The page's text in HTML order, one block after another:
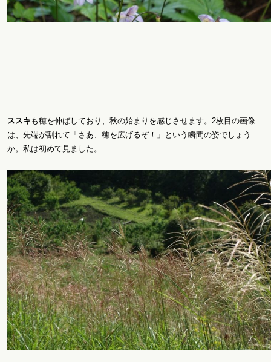
ススキ も穂を伸ばしており、秋の始まりを感じさせます。2枚目の画像
は、先端が割れて「さあ、穂を広げるぞ！」という瞬間の姿でしょう
か。私は初めて見ました。